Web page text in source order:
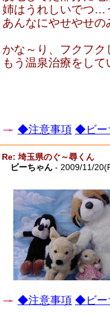
姉はうれしいでつ…
あんなにやせやせ
かな～り、フクフ
もう温泉治療をし
◆注意事項 ◆ビー
Re: 埼玉県のぐ～尋くん
ビーちゃん - 2009/11/
◆注意事項 ◆ビー